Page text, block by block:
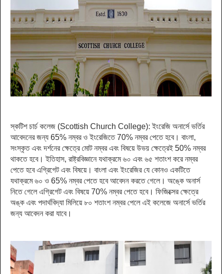
স্কটিশ চার্চ কলেজ (Scottish Church College): ইংরেজি অনার্সে ভর্তির
আবেদনের জন্য 65% নম্বর ও ইংরেজিতে 70% নম্বর পেতে হবে। বাংলা,
সংস্কৃত এবং দর্শনের ক্ষেত্রে মোট নম্বর এবং বিষয়ে উভয় ক্ষেত্রেই 50% নম্বর
থাকতে হবে। ইতিহাস, রাষ্ট্রবিজ্ঞানে যথাক্রমে ৬০ এবং ৬৫ শতাংশ করে নম্বর
পেতে হবে এগ্রিগেট এবং বিষয়ে। বাংলা এবং ইংরেজির যে কোনও একটিতে
যথাক্রমে ৬০ ও 65% নম্বর পেতে হবে আবেদন করতে গেলে। অঙ্কে অনার্স
নিতে গেলে এগ্রিগেট এবং বিষয়ে 70% নম্বর পেতে হবে। ফিজিক্সের ক্ষেত্রে
অঙ্ক এবং পদার্থবিদ্যা মিলিয়ে ৮০ শতাংশ নম্বর পেলে এই কলেজে অনার্সে ভর্তির
জন্য আবেদন করা যাবে।